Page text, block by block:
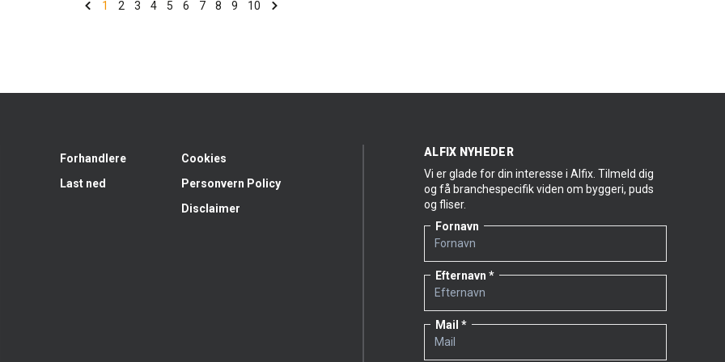
familien – og med hesten sin, som er et fristed i
gjerne rett til desserten.
Mia beskriver seg selv som en glad og aktiv
person som setter pris på gode opplevelser,
dem hun er glad i.
konsistens og deformerbarhet. Det er EC1 PLUS-
eksisterende fliser og vinyl innendørs.
1 2 3 4 5 6 7 8 9 10
Forhandlere
Last ned
Cookies
Personvern Policy
Disclaimer
ALFIX NYHEDER
Vi er glade for din interesse i Alfix. Tilmeld dig
og få branchespecifik viden om byggeri, puds
og fliser.
Fornavn
Efternavn
Mail